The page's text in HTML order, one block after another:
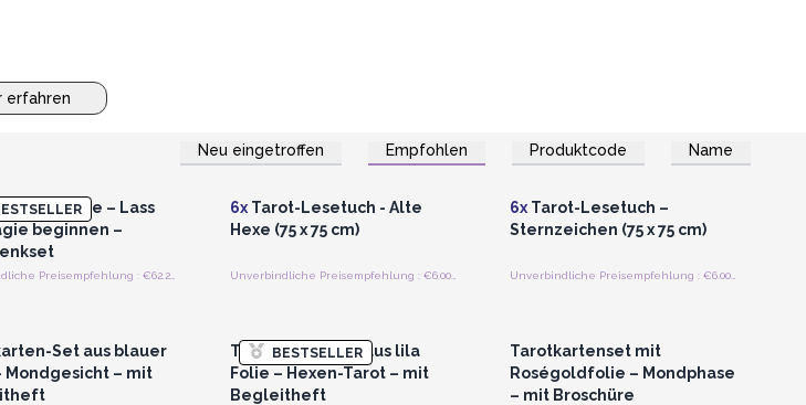
erfahren
Neu eingetroffen Empfohlen Produktcode Name
Goldfolie – Lass
beginnen –
Anmelden oder Registrieren
für Großhandelspreise
6xTarot-Lesetuch - Alte
Hexe (75 x 75 cm)
Unverbindliche Preisempfehlung : €6.00/Stück
Anmelden oder Registrieren
für Großhandelspreise
6x Tarot-Lesetuch –
Sternzeichen (75 x 75 cm)
Set aus blauer
Mondgesicht – mit
BESTSELLER
Tarotkarten-Set aus lila
Folie – Hexen-Tarot – mit
Begleitheft
Tarotkartenset mit
Roségoldfolie – Mondphase
– mit Broschüre